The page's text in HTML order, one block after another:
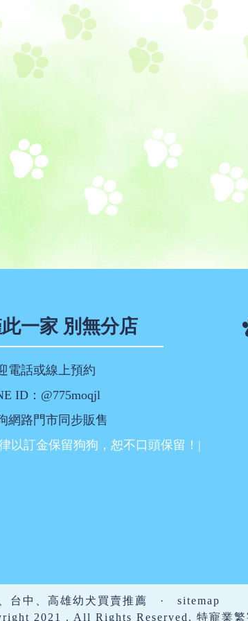
一家 別無分店
電話或線上預約
ID：@775moqjl
網路門市同步販售
以訂金保留狗狗，恕不口頭保留！|
台中、高雄幼犬買賣推薦 · sitemap
2021 . All Rights Reserved. 特寵業繁